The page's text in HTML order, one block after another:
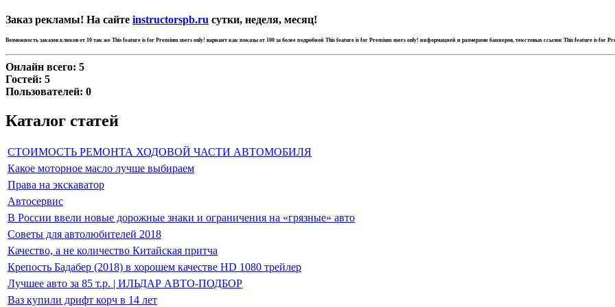
Заказ рекламы! На сайте instructorspb.ru сутки, неделя, месяц!
Возможность заказов кликов от 10 так же This feature is for Premium users only! вариант как показы от 100 за более подробной This feature is for Premium users only! информацией и размерами баннеров, текстовых ссылок This feature is for
Онлайн всего: 5
Гостей: 5
Пользователей: 0
Каталог статей
СТОИМОСТЬ РЕМОНТА ХОДОВОЙ ЧАСТИ АВТОМОБИЛЯ
Какое моторное масло лучше выбираем
Права на экскаватор
Автосервис
В России ввели новые дорожные знаки и ограничения на «грязные» авто
Советы для автолюбителей 2018
Качество, а не количество Китайская притча
Крепость Бадабер (2018) в хорошем качестве HD 1080 трейлер
Лучшее авто за 85 т.р. | ИЛЬДАР АВТО-ПОДБОР
Ваз купили дрифт корч в 14 лет